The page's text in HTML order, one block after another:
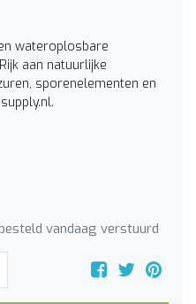
wateroplosbare
aan natuurlijke
sporenelementen en
vandaag verstuurd